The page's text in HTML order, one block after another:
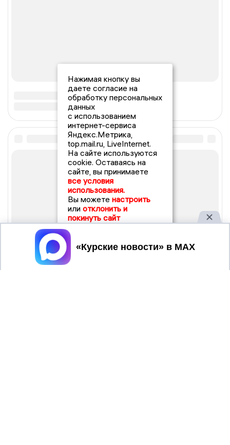
Нажимая кнопку вы
даете согласие на
обработку персональных
данных
с использованием
интернет-сервиса
Яндекс.Метрика,
top.mail.ru, LiveInternet.
На сайте используются
cookie. Оставаясь на
сайте, вы принимаете
все условия
использования.
Вы можете настроить
или отклонить и
покинуть сайт
Принять